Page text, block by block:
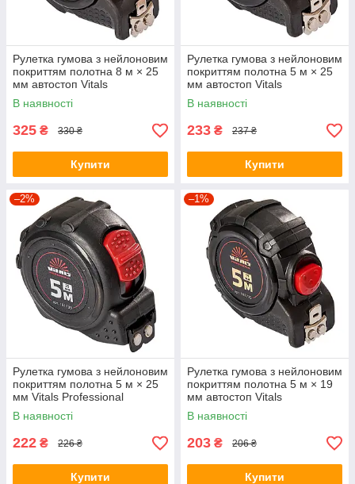
Рулетка гумова з нейлоновим
покриттям полотна 8 м × 25
мм автостоп Vitals
Professional
В наявності
325 ₴ 330 ₴
Купити
Рулетка гумова з нейлоновим
покриттям полотна 5 м × 25
мм автостоп Vitals
Professional
В наявності
233 ₴ 237 ₴
Купити
–2%
Рулетка гумова з нейлоновим
покриттям полотна 5 м × 25
мм Vitals Professional
В наявності
222 ₴ 226 ₴
Купити
–1%
Рулетка гумова з нейлоновим
покриттям полотна 5 м × 19
мм автостоп Vitals
Professional
В наявності
203 ₴ 206 ₴
Купити